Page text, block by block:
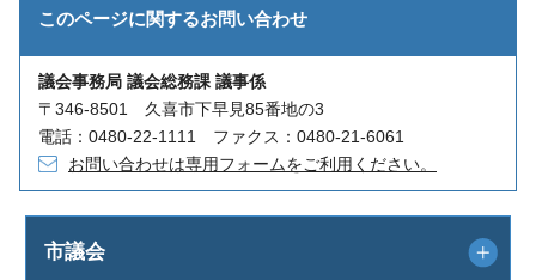
このページに関するお問い合わせ
議会事務局 議会総務課 議事係
〒346-8501 久喜市下早見85番地の3
電話：0480-22-1111 ファクス：0480-21-6061
お問い合わせは専用フォームをご利用ください。
市議会